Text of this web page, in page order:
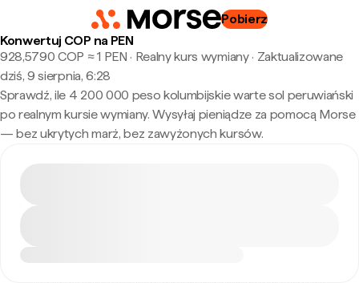
Pobierz
Konwertuj COP na PEN
928,5790 COP ≈ 1 PEN · Realny kurs wymiany· Zaktualizowane
dziś, 9 sierpnia, 6:28
Sprawdź, ile 4 200 000 peso kolumbijskie warte sol peruwiański
po realnym kursie wymiany. Wysyłaj pieniądze za pomocą Morse
— bez ukrytych marż, bez zawyżonych kursów.